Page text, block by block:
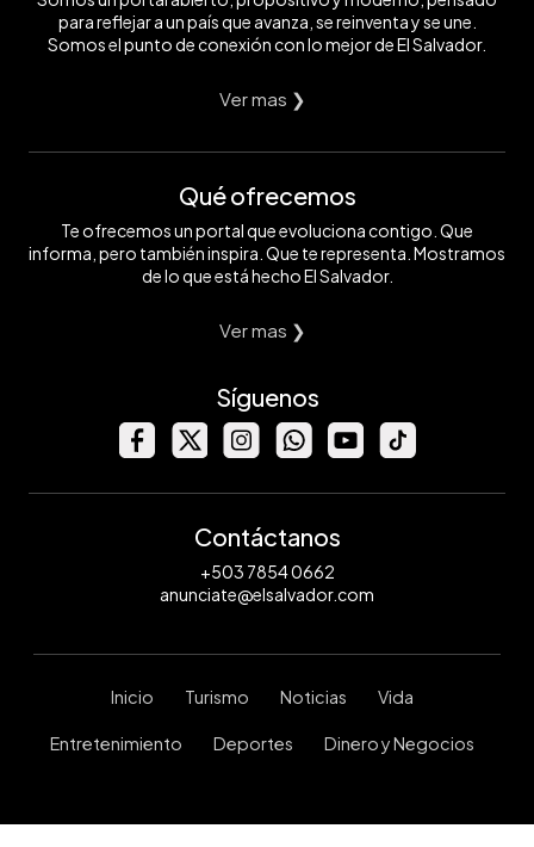
para reflejar a un país que avanza, se reinventa y se une.
Somos el punto de conexión con lo mejor de El Salvador.
Ver mas ❯
Qué ofrecemos
Te ofrecemos un portal que evoluciona contigo. Que
informa, pero también inspira. Que te representa. Mostramos
de lo que está hecho El Salvador.
Ver mas ❯
Síguenos
Contáctanos
+503 7854 0662
anunciate@elsalvador.com
Inicio Turismo Noticias Vida
Entretenimiento Deportes Dinero y Negocios